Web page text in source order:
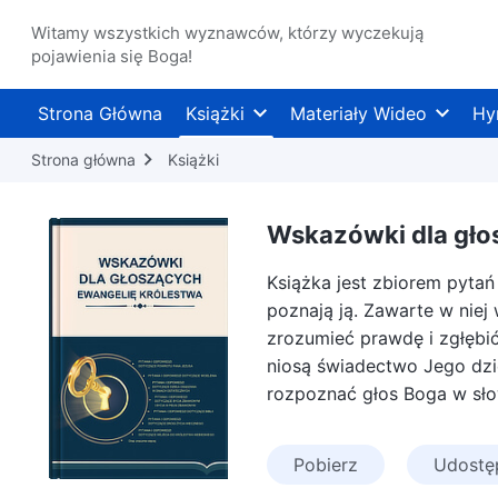
Witamy wszystkich wyznawców, którzy wyczekują
pojawienia się Boga!
Strona Główna Książki Materiały Wideo
Strona główna Książki
Wskazówki dla
Książka jest zbiorem
poznają ją. Zawarte w niej
zrozumieć prawdę i
niosą świadectwo Jego
rozpoznać głos Boga w
Pobierz